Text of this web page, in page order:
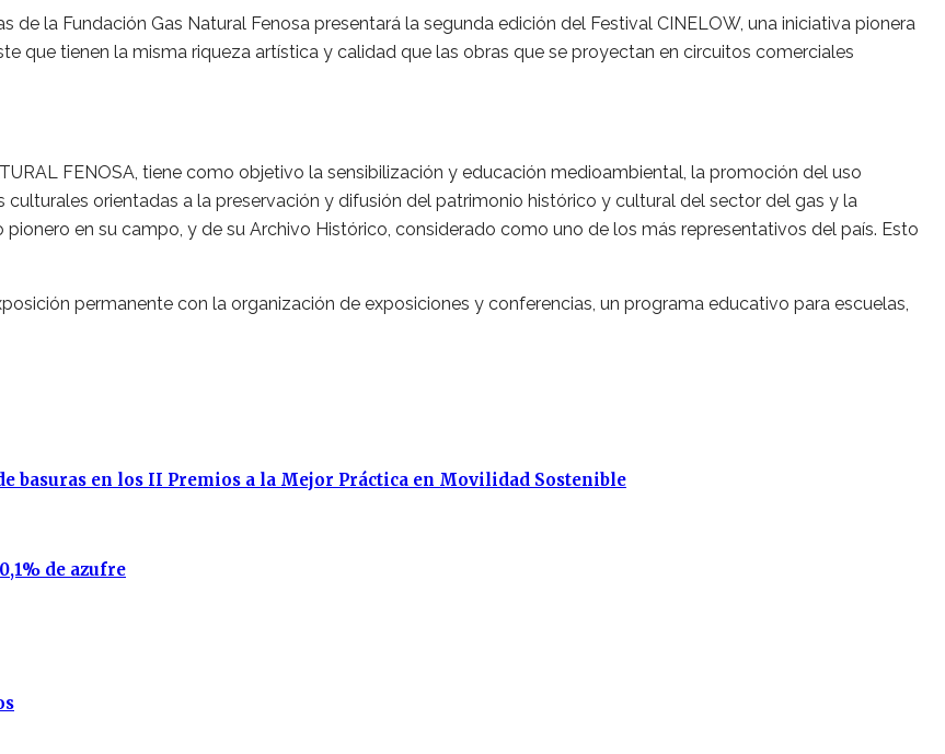
de la Fundación Gas Natural Fenosa presentará la segunda edición del Festival CINELOW, una iniciativa pionera
que tienen la misma riqueza artística y calidad que las obras que se proyectan en circuitos comerciales
FENOSA, tiene como objetivo la sensibilización y educación medioambiental, la promoción del uso
orientadas a la preservación y difusión del patrimonio histórico y cultural del sector del gas y la
en su campo, y de su Archivo Histórico, considerado como uno de los más representativos del país. Esto
permanente con la organización de exposiciones y conferencias, un programa educativo para escuelas,
basuras en los II Premios a la Mejor Práctica en Movilidad Sostenible
de azufre